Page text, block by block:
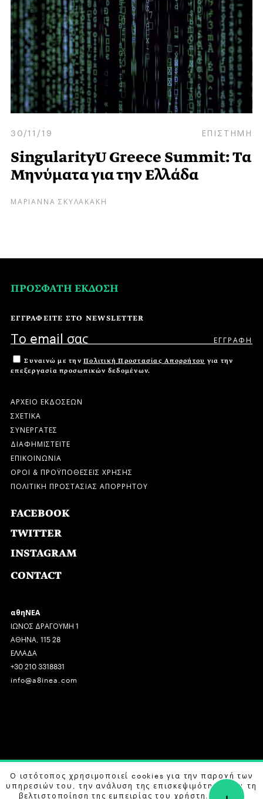
30/11/19 ΕΠΙΣΤΗΜΗ
SingularityU Greece Summit: Τα
Μηνύματα για την Ελλάδα
ΜΑΡΙΑΝΝΑ ΣΚΥΛΑΚΑΚΗ
ΠΡΟΣΦΑΤΗ ΕΚΔΟΣΗ
ΕΓΓΡΑΦΕΙΤΕ ΣΤΟ NEWSLETTER
Συναινώ με την Πολιτική Προστασίας Απορρήτου για την
επεξεργασία προσωπικών δεδομένων.
ΑΡΧΕΙΟ ΕΚΔΟΣΕΩΝ
ΣΧΕΤΙΚΑ
ΣΥΝΕΡΓΑΤΕΣ
ΔΙΑΦΗΜΙΣΤΕΙΤΕ
ΕΠΙΚΟΙΝΩΝΙΑ
ΟΡΟΙ & ΠΡΟΫΠΟΘΕΣΕΙΣ ΧΡΗΣΗΣ
ΠΟΛΙΤΙΚΗ ΠΡΟΣΤΑΣΙΑΣ ΑΠΟΡΡΗΤΟΥ
FACEBOOK
TWITTER
INSTAGRAM
CONTACT
αθηΝΕΑ
ΙΩΝΟΣ ΔΡΑΓΟΥΜΗ 1
ΑΘΗΝΑ, 115 28
ΕΛΛΑΔΑ
+30 210 3318831
info@a8inea.com
COPYRIGHT © 2026 αθηΝΕΑ, ALL RIGHTS RESERVED.
DESIGN BY G DESIGN STUDIO. DEVELOPED BYB LABS
Ο ιστότοπος χρησιμοποιεί cookies για την παροχή των
υπηρεσιών του, την ανάλυση της επισκεψιμότητας και τη
βελτιστοποίηση της εμπειρίας του χρήστη. Μάθετε